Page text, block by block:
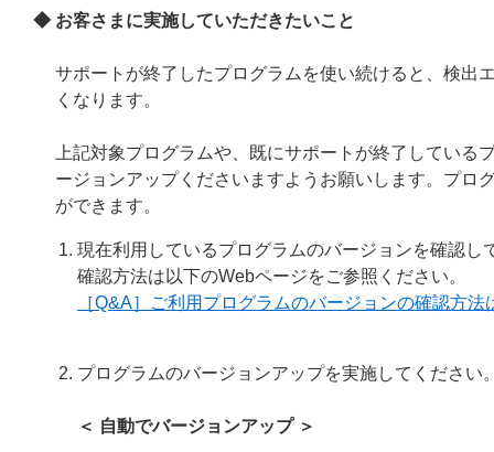
◆ お客さまに実施していただきたいこと
サポートが終了したプログラムを使い続けると、検出
くなります。
上記対象プログラムや、既にサポートが終了してい
ージョンアップくださいますようお願いします。プロ
ができます。
現在利用しているプログラムのバージョンを確認し
確認方法は以下のWebページをご参照ください。
［Q&A］ご利用プログラムのバージョンの確認方法
プログラムのバージョンアップを実施してくださ
＜ 自動でバージョンアップ ＞